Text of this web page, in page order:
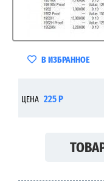
В ИЗБРАННОЕ
ЦЕНА 225 Р